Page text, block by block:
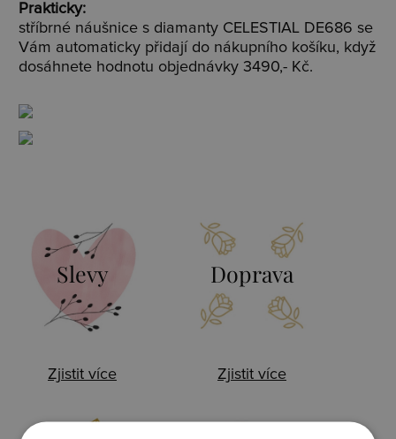
Prakticky:
stříbrné náušnice s diamanty CELESTIAL DE686 se
Vám automaticky přidají do nákupního košíku, když
dosáhnete hodnotu objednávky 3490,- Kč.
Slevy
Zjistit více
Doprava
Zjistit více